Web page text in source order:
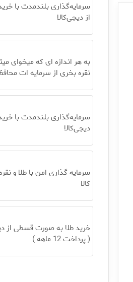
سرمایه‌گذاری بلندمدت با
از دیجی‌کالا
به هر اندازه ای که میخوای
نقره بخری از سرمایه ات
سرمایه‌گذاری بلندمدت با
دیجی‌کالا
سرمایه گذاری امن با طلا و
کالا
خرید طلا به صورت قسطی از
( پرداخت 12 ماهه )